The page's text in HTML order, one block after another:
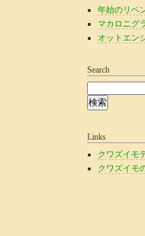
年始のリベ
マカロニグ
オットエン
Search
Links
クワズイモ
クワズイモ